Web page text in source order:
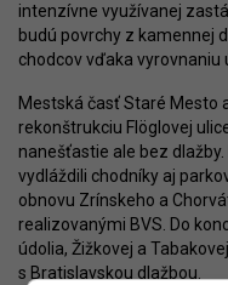
intenzívne využívanej
budú povrchy z kamennej
chodcov vďaka vyrovnaniu
Mestská časť Staré Mesto
rekonštrukciu Flöglovej
nanešťastie ale bez
vydláždili chodníky aj
obnovu Zrínskeho a
realizovanými BVS. Do
údolia, Žižkovej a
s Bratislavskou dlažbou.